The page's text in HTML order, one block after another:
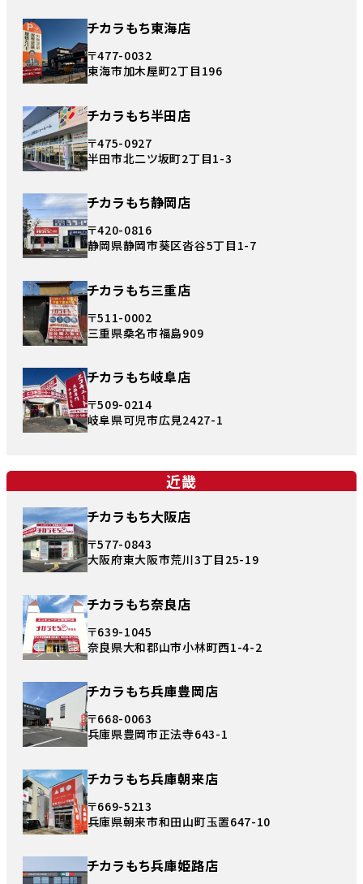
チカラもち東海店
〒477-0032
東海市加木屋町2丁目196
チカラもち半田店
〒475-0927
半田市北二ツ坂町2丁目1-3
チカラもち静岡店
〒420-0816
静岡県静岡市葵区沓谷5丁目1-7
チカラもち三重店
〒511-0002
三重県桑名市福島909
チカラもち岐阜店
〒509-0214
岐阜県可児市広見2427-1
近畿
チカラもち大阪店
〒577-0843
大阪府東大阪市荒川3丁目25-19
チカラもち奈良店
〒639-1045
奈良県大和郡山市小林町西1-4-2
チカラもち兵庫豊岡店
〒668-0063
兵庫県豊岡市正法寺643-1
チカラもち兵庫朝来店
〒669-5213
兵庫県朝来市和田山町玉置647-10
チカラもち兵庫姫路店